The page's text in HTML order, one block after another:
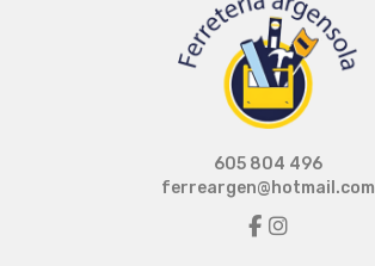
605 804 496
ferreargen@hotmail.com